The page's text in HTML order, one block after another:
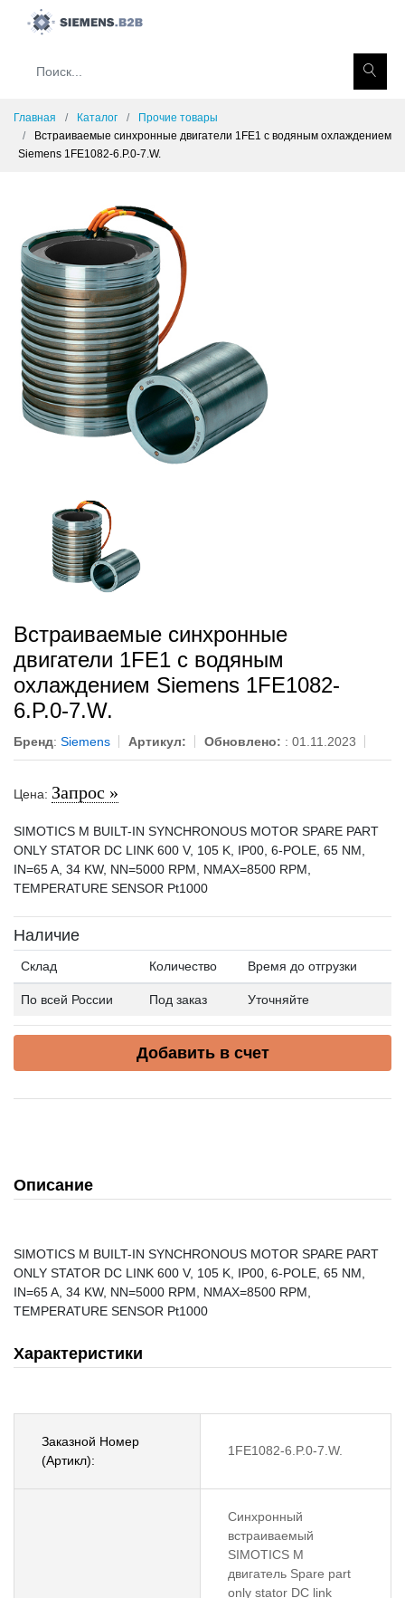
Главная Каталог
Прочие товары
Встраиваемые синхронные двигатели 1FE1 с водяным охлаждением
Siemens 1FE1082-6.P.0-7.W.
Встраиваемые синхронные
двигатели 1FE1 с водяным
охлаждением Siemens 1FE1082-
6.P.0-7.W.
Бренд: Siemens Артикул: Обновлено: : 01.11.2023
Цена: Запрос »
SIMOTICS M BUILT-IN SYNCHRONOUS MOTOR SPARE PART
ONLY STATOR DC LINK 600 V, 105 K, IP00, 6-POLE, 65 NM,
IN=65 A, 34 KW, NN=5000 RPM, NMAX=8500 RPM,
TEMPERATURE SENSOR Pt1000
Наличие
Склад Количество Время до отгрузки
По всей России Под заказ Уточняйте
Добавить в счет
Описание
SIMOTICS M BUILT-IN SYNCHRONOUS MOTOR SPARE PART
ONLY STATOR DC LINK 600 V, 105 K, IP00, 6-POLE, 65 NM,
IN=65 A, 34 KW, NN=5000 RPM, NMAX=8500 RPM,
TEMPERATURE SENSOR Pt1000
Характеристики
Заказной Номер
(Артикл):
1FE1082-6.P.0-7.W.
Синхронный
встраиваемый
SIMOTICS M
двигатель Spare part
only stator DC link